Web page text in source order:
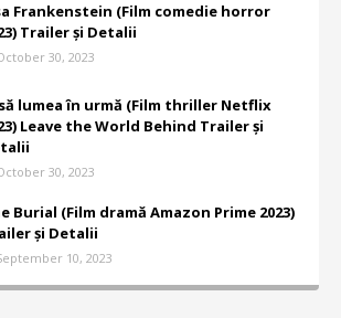
Frankenstein (Film comedie horror
Trailer și Detalii
30, 2023
lumea în urmă (Film thriller Netflix
Leave the World Behind Trailer și
30, 2023
Burial (Film dramă Amazon Prime 2023)
și Detalii
10, 2023